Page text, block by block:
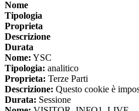
Nome
Tipologia
Proprieta
Descrizione
Durata
Nome: YSC
Tipologia: analitico
Proprieta: Terze Parti
Descrizione: Questo cookie è
Durata: Sessione